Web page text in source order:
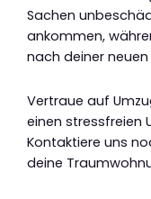
Sachen
ankommen,
nach deiner
Vertraue auf
einen stressfreien
Kontaktiere uns
deine